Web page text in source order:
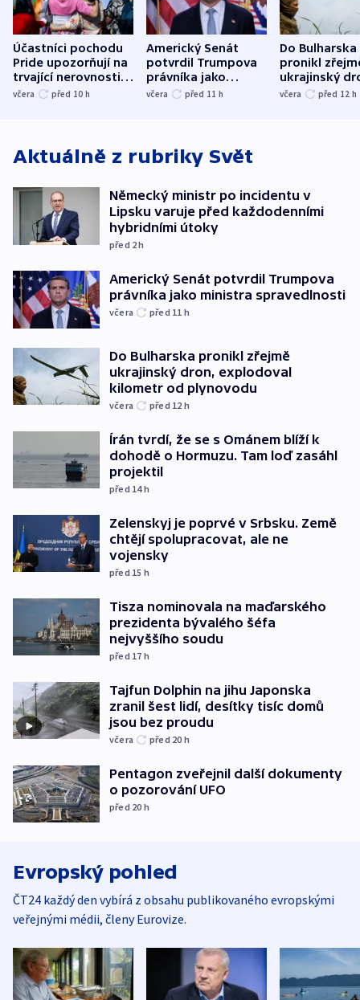
Účastníci pochodu
Pride upozorňují na
trvající nerovnosti i
společenskou
včera před 10 h
Americký Senát
potvrdil Trumpova
právníka jako
ministra
včera před 11 h
Do Bulharska
pronikl
ukrajinský
explodoval
včera před 12 h
Aktuálně z rubriky Svět
Německý ministr po incidentu v
Lipsku varuje před každodenními
hybridními útoky
před 2h
Americký Senát potvrdil Trumpova
právníka jako ministra spravedlnosti
včera před 11 h
Do Bulharska pronikl zřejmě
ukrajinský dron, explodoval
kilometr od plynovodu
včera před 12 h
Írán tvrdí, že se s Ománem blíží k
dohodě o Hormuzu. Tam loď zasáhl
projektil
před 14h
Zelenskyj je poprvé v Srbsku. Země
chtějí spolupracovat, ale ne
vojensky
před 15 h
Tisza nominovala na maďarského
prezidenta bývalého šéfa
nejvyššího soudu
před 17 h
Tajfun Dolphin na jihu Japonska
zranil šest lidí, desítky tisíc domů
jsou bez proudu
včera před 20 h
Pentagon zveřejnil další dokumenty
o pozorování UFO
před 20 h
Evropský pohled
ČT24 každý den vybírá z obsahu publikovaného evropskými
veřejnými médii, členy Eurovize.